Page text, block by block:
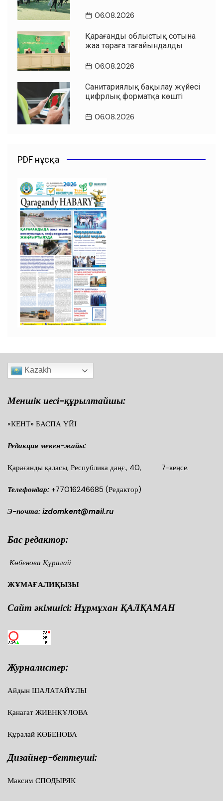
06.08.2026
Қарағанды облыстық сотына
жаңа төраға тағайындалды
06.08.2026
Санитариялық бақылау жүйесі
цифрлық форматқа көшті
06.08.2026
PDF нұсқа
Kazakh
Меншік иесі-құрылтайшы:
«КЕНТ» БАСПА ҮЙІ
Редакция мекен-жайы:
Қарағанды қаласы, Республика даңғ., 40, 7-кеңсе.
Телефондар: +77016246685 (Редактор)
Э-почта: izdomkent@mail.ru
Бас редактор:
Көбенова Құралай
ЖҰМАҒАЛИҚЫЗЫ
Сайт әкімшісі: Нұрмұхан ҚАЛҚАМАН
Журналистер:
Айдын ШАЛАТАЙҰЛЫ
Қанағат ЖИЕНҚҰЛОВА
Құралай КӨБЕНОВА
Дизайнер-беттеуші:
Максим СПОДЫРЯК